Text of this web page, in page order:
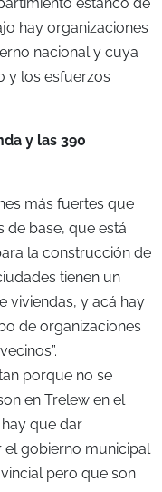
hay organizaciones
nacional y cuya
y los esfuerzos
y las 390
más fuertes que
de base, que está
la construcción de
tienen un
viviendas, y acá hay
de organizaciones
porque no se
en Trelew en el
que dar
el gobierno municipal
pero que son